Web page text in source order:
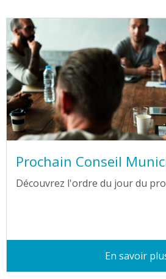
Prochain Conseil
Découvrez l'ordre du jour du
En savoir